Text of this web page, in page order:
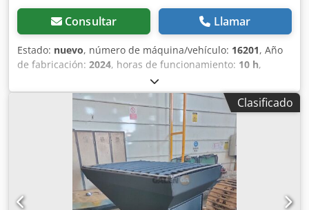
Consultar Llamar
Estado: nuevo, número de máquina/vehículo: 16201, Año
de fabricación: 2024, horas de funcionamiento: 10 h,
2.500 kg, altura de elevación:
mm, ascensor libre:1.350 mm, centro de carga:500 mm,
altura de construcción:2.230 mm, longitud de la horquilla:
, tamaño del neumático delantero:
tamaño del neumático trasero:
6.50-10 Standard
4.266 kg
, tipo de motor: Diésel, fabricante: Bobcat
Dsdpoxu St Aefx Ahqsck
Clasificado